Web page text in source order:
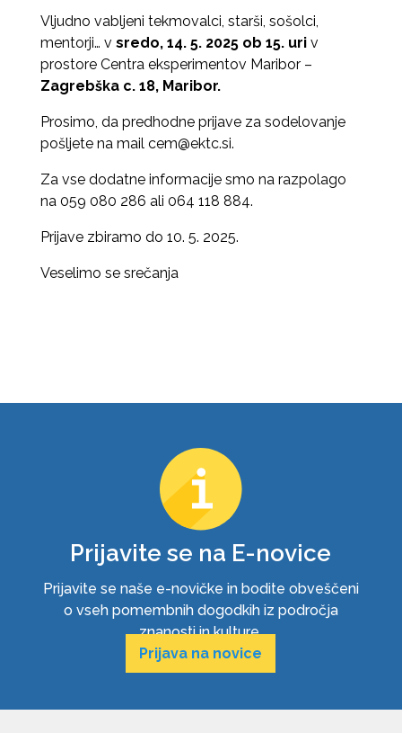
Vljudno vabljeni tekmovalci, starši, sošolci,
mentorji… v sredo, 14. 5. 2025 ob 15. uri v
prostore Centra eksperimentov Maribor –
Zagrebška c. 18, Maribor.
Prosimo, da predhodne prijave za sodelovanje
pošljete na mail cem@ektc.si.
Za vse dodatne informacije smo na razpolago
na 059 080 286 ali 064 118 884.
Prijave zbiramo do 10. 5. 2025.
Veselimo se srečanja
Prijavite se na E-novice
Prijavite se naše e-novičke in bodite obveščeni
o vseh pomembnih dogodkih iz področja
znanosti in kulture.
Prijava na novice